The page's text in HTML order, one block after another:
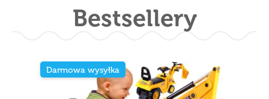
Bestsellery
Darmowa wysyłka